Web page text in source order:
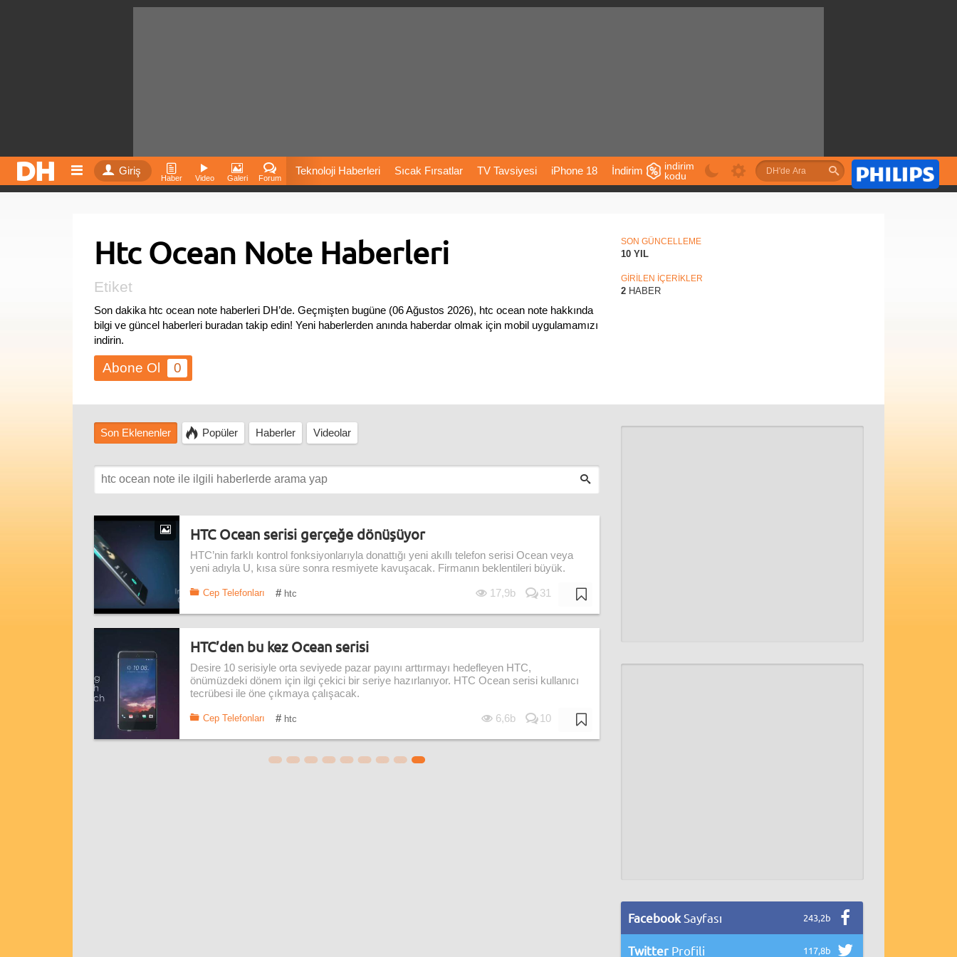
Giriş
Haber Video Galeri Forum
Teknoloji Haberleri Sıcak Fırsatlar TV Tavsiyesi iPhone 18 İndirim
Fiyatları Vizyondaki Filmler Bitcoin Önerileri
indirim
kodu
Htc Ocean Note Haberleri
Etiket
Son dakika htc ocean note haberleri DH’de. Geçmişten bugüne (06 Ağustos 2026), htc ocean note hakkında
bilgi ve güncel haberleri buradan takip edin! Yeni haberlerden anında haberdar olmak için mobil uygulamamızı
indirin.
0
SON GÜNCELLEME
10 YIL
GİRİLEN İÇERİKLER
2 HABER
Son Eklenenler Popüler Haberler Videolar
HTC Ocean serisi gerçeğe dönüşüyor
HTC’nin farklı kontrol fonksiyonlarıyla donattığı yeni akıllı telefon serisi Ocean veya
yeni adıyla U, kısa süre sonra resmiyete kavuşacak. Firmanın beklentileri büyük.
Cep Telefonları # htc 17,9b 31
HTC’den bu kez Ocean serisi
Desire 10 serisiyle orta seviyede pazar payını arttırmayı hedefleyen HTC,
önümüzdeki dönem için ilgi çekici bir seriye hazırlanıyor. HTC Ocean serisi kullanıcı
tecrübesi ile öne çıkmaya çalışacak.
Cep Telefonları # htc 6,6b 10
Facebook Sayfası 243,2b
Twitter Profili 117,8b